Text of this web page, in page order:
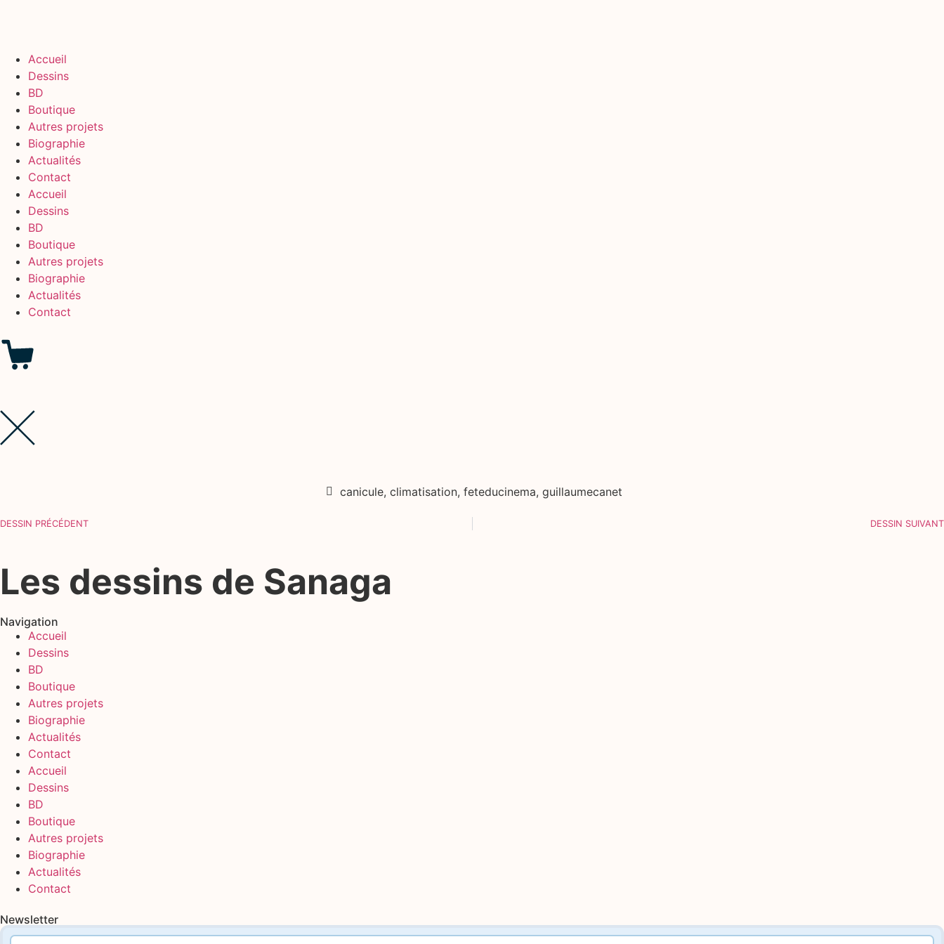
Accueil
Dessins
BD
Boutique
Autres projets
Biographie
Actualités
Contact
Accueil
Dessins
BD
Boutique
Autres projets
Biographie
Actualités
Contact
canicule, climatisation, feteducinema, guillaumecanet
DESSIN PRÉCÉDENT DESSIN SUIVANT
Les dessins de Sanaga
Navigation
Accueil
Dessins
BD
Boutique
Autres projets
Biographie
Actualités
Contact
Accueil
Dessins
BD
Boutique
Autres projets
Biographie
Actualités
Contact
Newsletter